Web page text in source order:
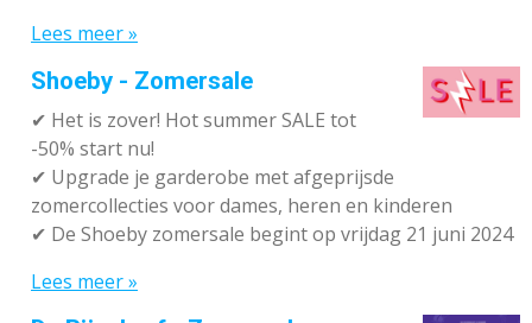
Lees meer »
Shoeby - Zomersale
✔ Het is zover! Hot summer SALE tot
-50% start nu!
✔ Upgrade je garderobe met afgeprijsde
zomercollecties voor dames, heren en kinderen
✔ De Shoeby zomersale begint op vrijdag 21 juni 2024
Lees meer »